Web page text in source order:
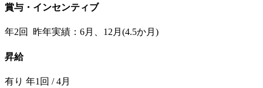
賞与・インセンティブ
年2回 昨年実績：6月、12月(4.5か月)
昇給
有り 年1回 / 4月